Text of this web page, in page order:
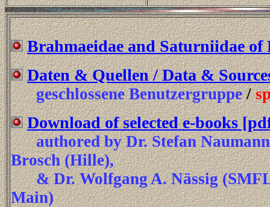
Brahmaeidae and Saturniidae of
Daten & Quellen / Data &
geschlossene Benutzergruppe/
Download of selected e-books
authored by Dr. Stefan
Brosch (Hille),
& Dr. Wolfgang A. Nässig
Main)